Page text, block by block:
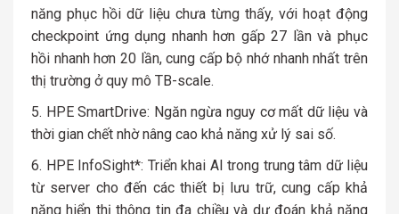
năng phục hồi dữ liệu chưa từng thấy, với hoạt động
checkpoint ứng dụng nhanh hơn gấp 27 lần và phục
hồi nhanh hơn 20 lần, cung cấp bộ nhớ nhanh nhất trên
thị trường ở quy mô TB-scale.
5. HPE SmartDrive: Ngăn ngừa nguy cơ mất dữ liệu và
thời gian chết nhờ nâng cao khả năng xử lý sai số.
6. HPE InfoSight*: Triển khai AI trong trung tâm dữ liệu
từ server cho đến các thiết bị lưu trữ, cung cấp khả
năng hiển thị thông tin đa chiều và dự đoán khả năng